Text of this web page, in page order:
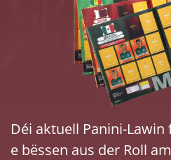
Déi aktuell Panini-Lawin
e bëssen aus der Roll